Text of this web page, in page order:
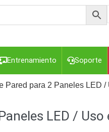
Entrenamiento Soporte
para Computadora y
Pared para 2 Paneles LED
LED /